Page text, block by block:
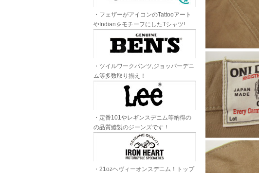
・フェザーがアイコンのTattooアート
やIndianをモチーフにしたTシャツ!
・ツイルワークパンツ,ジョッパーデニ
ム等多数取り揃え！
・定番101やレギンスデニム等納得の
の品質縫製のジーンズです！
・21ozヘヴィーオンスデニム！トップ